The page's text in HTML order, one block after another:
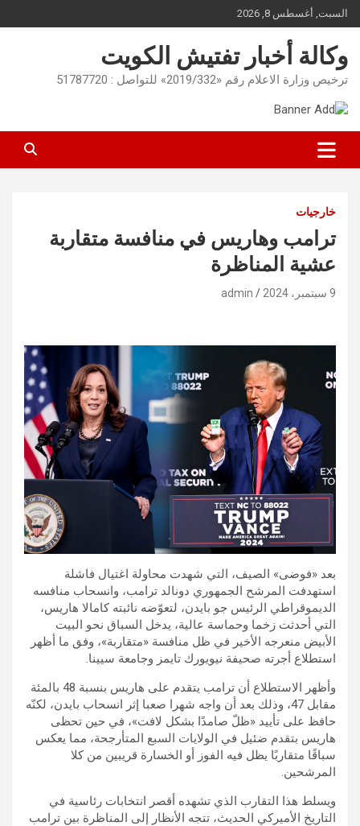
Skip
to
content
السبت, أغسطس 8, 2026
وكالة أخبار تفتيش الكويت
ترخيص وزارة الاعلام رقم «2019/332» للتواصل : 51787720
خارجيات
ترامب وهاريس في منافسة متقاربة
عشية المناظرة
9 سبتمبر، 2024 admin
بعد «فوضى» الصيف، التي شهدت محاولة اغتيال فاشلة
استهدفت المرشح الجمهوري دونالد ترامب، وانسحاب منافسه
الديموقراطي الرئيس جو بايدن، لتعوّضه نائبته كامالا هاريس،
التي أحدثت زخما وحماسة عالية، يدخل السباق نحو البيت
الأبيض منعرجه الأخير في ظل منافسة «متقاربة»، وفق ما أظهر
استطلاع أجرته صحيفة نيويورك تايمز وجامعة سيينا.
وأظهر الاستطلاع أن ترامب يتقدم على هاريس بنسبة 48 بالمئة
مقابل 47، وذلك بعد أن واجه شهرا صعبا إثر انسحاب بايدن، لكنّه
حافظ على تأييد «ظلّ صامدًا بشكل لافت»، في حين تحظى
هاريس بتقدم ضئيل في الولايات السبع المتأرجحة، مما يعكس
سباقًا متقاربًا يظل فيه الفوز أو الخسارة قريبين من كلا
المرشحين.
ويسلط هذا التقارب الذي تشهده أقصر انتخابات رئاسية في
التاريخ الأميركي الحديث، تتجه الأنظار إلى المناظرة بين ترامب